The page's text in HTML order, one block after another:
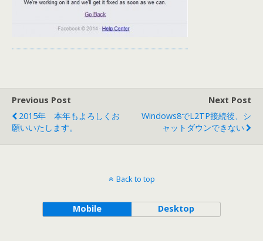
Previous Post
2015年 本年もよろしくお
願いいたします。
Next Post
Windows8でL2TP接続後、シ
ャットダウンできない
Back to top
Mobile Desktop